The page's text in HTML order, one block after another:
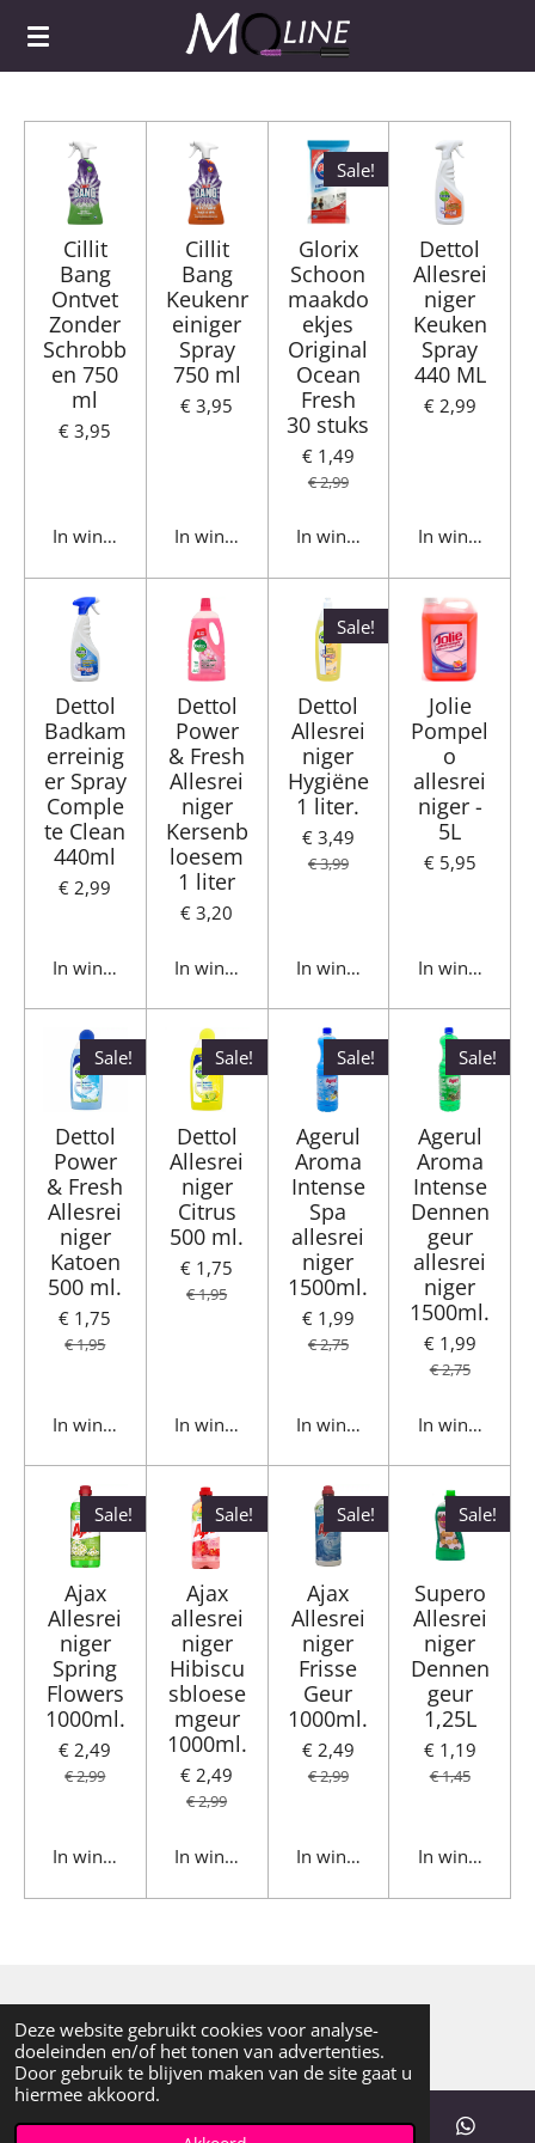
Deze website gebruikt cookies voor analyse-
doeleinden en/of het tonen van advertenties.
Door gebruik te blijven maken van de site gaat u
hiermee akkoord.
Ga
de
hoofdinhoud
Cillit
Bang
Ontvet
Zonder
Schrobb
en 750
ml
€ 3,95
In winkelwagen
Cillit
Bang
Keukenr
einiger
Spray
750 ml
€ 3,95
In winkelwagen
Sale!
Glorix
Schoon
maakdo
ekjes
Original
Ocean
Fresh
30 stuks
€ 1,49
€ 2,99
In winkelwagen
Dettol
Allesrei
niger
Keuken
Spray
440 ML
€ 2,99
In
Dettol
Badkam
erreinig
er Spray
Comple
te Clean
440ml
€ 2,99
In winkelwagen
Dettol
Power
& Fresh
Allesrei
niger
Kersenb
loesem
1 liter
€ 3,20
In winkelwagen
Sale!
Dettol
Allesrei
niger
Hygiëne
1 liter.
€ 3,49
€ 3,99
In winkelwagen
Jolie
Pompel
o
allesrei
niger -
5L
€ 5,95
In
Sale!
Dettol
Power
& Fresh
Allesrei
niger
Katoen
500 ml.
€ 1,75
€ 1,95
In winkelwagen
Sale!
Dettol
Allesrei
niger
Citrus
500 ml.
€ 1,75
€ 1,95
In winkelwagen
Sale!
Agerul
Aroma
Intense
Spa
allesrei
niger
1500ml.
€ 1,99
€ 2,75
In winkelwagen
Sale!
Agerul
Aroma
Intense
Dennen
geur
allesrei
niger
1500ml.
€ 1,99
€ 2,75
In
Sale!
Ajax
Allesrei
niger
Spring
Flowers
1000ml.
€ 2,49
€ 2,99
In winkelwagen
Sale!
Ajax
allesrei
niger
Hibiscu
sbloese
mgeur
1000ml.
€ 2,49
€ 2,99
In winkelwagen
Sale!
Ajax
Allesrei
niger
Frisse
Geur
1000ml.
€ 2,49
€ 2,99
In winkelwagen
Sale!
Supero
Allesrei
niger
Dennen
geur
1,25L
€ 1,19
€ 1,45
In
© 2024Moline.nl